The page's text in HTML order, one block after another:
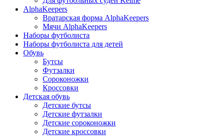
AlphaKeepers
Вратарская форма AlphaKeepers
Мячи AlphaKeepers
Наборы футболиста
Наборы футболиста для детей
Обувь
Бутсы
Футзалки
Сороконожки
Кроссовки
Детская обувь
Детские бутсы
Детские футзалки
Детские сороконожки
Детские кроссовки